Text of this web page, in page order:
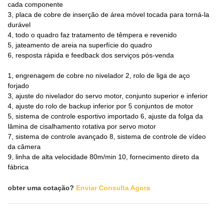
cada componente
3, placa de cobre de inserção de área móvel tocada para torná-la
durável
4, todo o quadro faz tratamento de têmpera e revenido
5, jateamento de areia na superfície do quadro
6, resposta rápida e feedback dos serviços pós-venda
1, engrenagem de cobre no nivelador 2, rolo de liga de aço
forjado
3, ajuste do nivelador do servo motor, conjunto superior e inferior
4, ajuste do rolo de backup inferior por 5 conjuntos de motor
5, sistema de controle esportivo importado 6, ajuste da folga da
lâmina de cisalhamento rotativa por servo motor
7, sistema de controle avançado 8, sistema de controle de vídeo
da câmera
9, linha de alta velocidade 80m/min 10, fornecimento direto da
fábrica
obter uma cotação? Enviar Consulta Agora